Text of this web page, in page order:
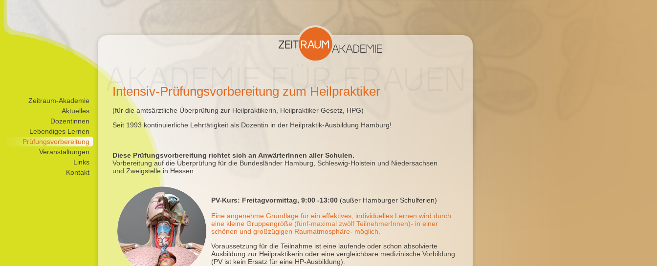
überspringenZeitraum-Akademie
Aktuelles
Dozentinnen
Lebendiges Lernen
Prüfungsvorbereitung
Veranstaltungen
Links
Kontakt
Intensiv-Prüfungsvorbereitung zum Heilpraktiker
(für die amtsärztliche Überprüfung zur Heilpraktikerin, Heilpraktiker Gesetz, HPG)
Seit 1993kontinuierliche Lehrtätigkeit als Dozentin in der Heilpraktik-Ausbildung Hamburg!
Diese Prüfungsvorbereitung richtet sich an AnwärterInnen aller Schulen.
Vorbereitung auf die Überprüfung für die Bundesländer Hamburg, Schleswig-Holstein und Niedersachsen
und Zweigstelle in Hessen
PV-Kurs: Freitagvormittag, 9:00 -13:00 (außer Hamburger Schulferien)
Eine angenehme Grundlage für ein effektives, individuelles Lernen wird durch
eine kleine Gruppengröße (fünf-maximal zwölf TeilnehmerInnen)- in einer
schönen und großzügigen Raumatmosphäre- möglich.
Voraussetzung für die Teilnahme ist eine laufende oder schon absolvierte
Ausbildung zur Heilpraktikerin oder eine vergleichbare medizinische Vorbildung
(PV ist kein Ersatz für eine HP-Ausbildung).